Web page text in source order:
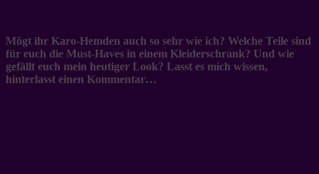
Mögt ihr Karo-Hemden auch so sehr wie ich? Welche Teile sind
für euch die Must-Haves in einem Kleiderschrank? Und wie
gefällt euch mein heutiger Look? Lasst es mich wissen,
hinterlasst einen Kommentar…